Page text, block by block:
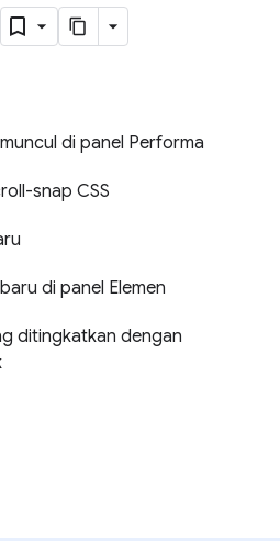
di panel Performa
snap CSS
di panel Elemen
ditingkatkan dengan